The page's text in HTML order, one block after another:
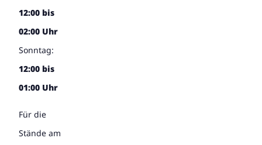
12:00 bis
02:00 Uhr
Sonntag:
12:00 bis
01:00 Uhr
Für die
Stände am